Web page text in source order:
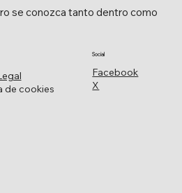
Facebook
X
Social
de cookies
se conozca tanto dentro como